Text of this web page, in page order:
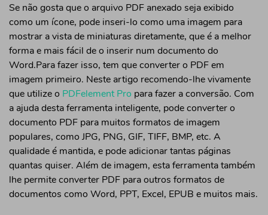
Se não gosta que o arquivo PDF anexado seja exibido
como um ícone, pode inseri-lo como uma imagem para
mostrar a vista de miniaturas diretamente, que é a melhor
forma e mais fácil de o inserir num documento do
Word.Para fazer isso, tem que converter o PDF em
imagem primeiro. Neste artigo recomendo-lhe vivamente
que utilize o PDFelement Pro para fazer a conversão. Com
a ajuda desta ferramenta inteligente, pode converter o
documento PDF para muitos formatos de imagem
populares, como JPG, PNG, GIF, TIFF, BMP, etc. A
qualidade é mantida, e pode adicionar tantas páginas
quantas quiser. Além de imagem, esta ferramenta também
lhe permite converter PDF para outros formatos de
documentos como Word, PPT, Excel, EPUB e muitos mais.